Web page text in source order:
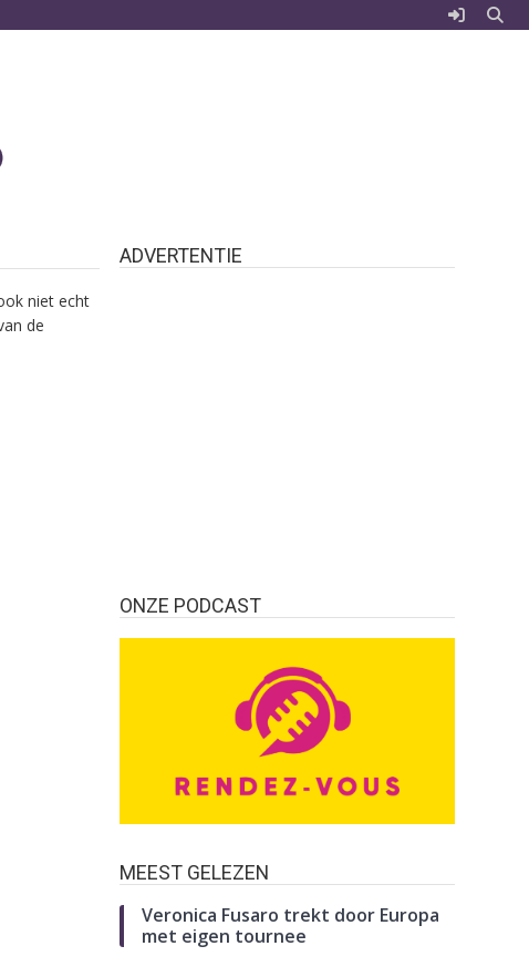
niet echt
de
ADVERTENTIE
ONZE PODCAST
MEEST GELEZEN
Veronica Fusaro trekt door Europa
met eigen tournee